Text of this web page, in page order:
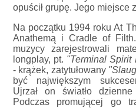
opuścił grupę. Jego miejsce
Na początku 1994 roku At
Anathemą i Cradle of
muzycy zarejestrowali
longplay, pt. "Terminal Spirit
- krążek, zatytułowany
być największym
Ujrzał on światło
Podczas promującej go